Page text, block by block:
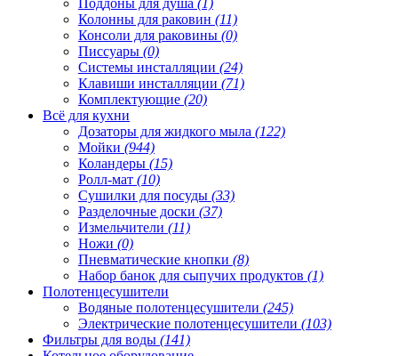
Колонны для раковин (11)
Консоли для раковины (0)
Писсуары (0)
Системы инсталляции (24)
Клавиши инсталляции (71)
Комплектующие (20)
Всё для кухни
Дозаторы для жидкого мыла (122)
Мойки (944)
Коландеры (15)
Ролл-мат (10)
Сушилки для посуды (33)
Разделочные доски (37)
Измельчители (11)
Ножи (0)
Пневматические кнопки (8)
Набор банок для сыпучих продуктов (1)
Полотенцесушители
Водяные полотенцесушители (245)
Электрические полотенцесушители (103)
Фильтры для воды (141)